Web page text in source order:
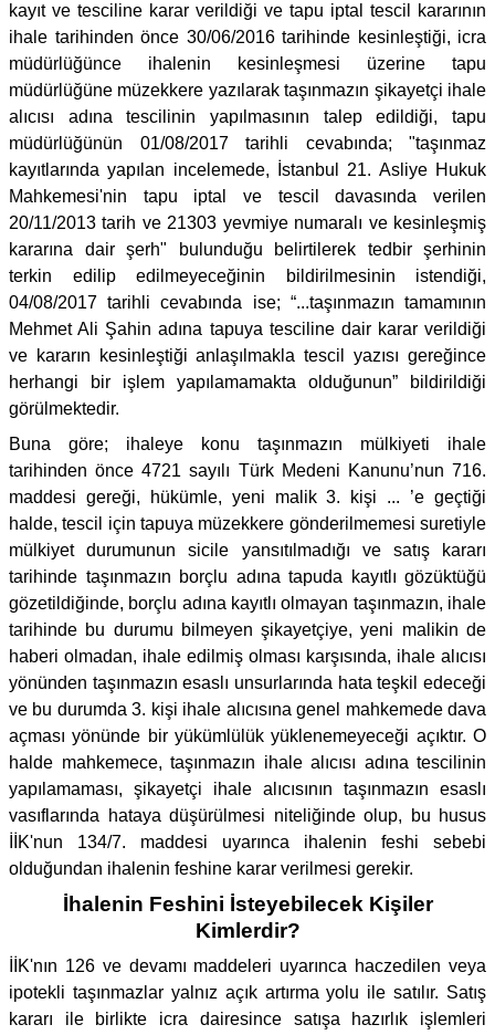
kayıt ve tesciline karar verildiği ve tapu iptal tescil kararının
ihale tarihinden önce 30/06/2016 tarihinde kesinleştiği, icra
müdürlüğünce ihalenin kesinleşmesi üzerine tapu
müdürlüğüne müzekkere yazılarak taşınmazın şikayetçi ihale
alıcısı adına tescilinin yapılmasının talep edildiği, tapu
müdürlüğünün 01/08/2017 tarihli cevabında; "taşınmaz
kayıtlarında yapılan incelemede, İstanbul 21. Asliye Hukuk
Mahkemesi'nin tapu iptal ve tescil davasında verilen
20/11/2013 tarih ve 21303 yevmiye numaralı ve kesinleşmiş
kararına dair şerh" bulunduğu belirtilerek tedbir şerhinin
terkin edilip edilmeyeceğinin bildirilmesinin istendiği,
04/08/2017 tarihli cevabında ise; “...taşınmazın tamamının
Mehmet Ali Şahin adına tapuya tesciline dair karar verildiği
ve kararın kesinleştiği anlaşılmakla tescil yazısı gereğince
herhangi bir işlem yapılamamakta olduğunun” bildirildiği
görülmektedir.
Buna göre; ihaleye konu taşınmazın mülkiyeti ihale
tarihinden önce 4721 sayılı Türk Medeni Kanunu’nun 716.
maddesi gereği, hükümle, yeni malik 3. kişi ... ’e geçtiği
halde, tescil için tapuya müzekkere gönderilmemesi suretiyle
mülkiyet durumunun sicile yansıtılmadığı ve satış kararı
tarihinde taşınmazın borçlu adına tapuda kayıtlı gözüktüğü
gözetildiğinde, borçlu adına kayıtlı olmayan taşınmazın, ihale
tarihinde bu durumu bilmeyen şikayetçiye, yeni malikin de
haberi olmadan, ihale edilmiş olması karşısında, ihale alıcısı
yönünden taşınmazın esaslı unsurlarında hata teşkil edeceği
ve bu durumda 3. kişi ihale alıcısına genel mahkemede dava
açması yönünde bir yükümlülük yüklenemeyeceği açıktır. O
halde mahkemece, taşınmazın ihale alıcısı adına tescilinin
yapılamaması, şikayetçi ihale alıcısının taşınmazın esaslı
vasıflarında hataya düşürülmesi niteliğinde olup, bu husus
İİK'nun 134/7. maddesi uyarınca ihalenin feshi sebebi
olduğundan ihalenin feshine karar verilmesi gerekir.
İhalenin Feshini İsteyebilecek Kişiler
Kimlerdir?
İİK'nın 126 ve devamı maddeleri uyarınca haczedilen veya
ipotekli taşınmazlar yalnız açık artırma yolu ile satılır. Satış
kararı ile birlikte icra dairesince satışa hazırlık işlemleri